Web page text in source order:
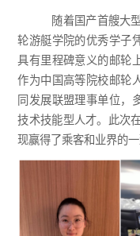
随着国产首艘大
轮游艇学院的优秀学子
具有里程碑意义的邮轮
作为中国高等院校邮轮
同发展联盟理事单位，
技术技能型人才。此次
现赢得了乘客和业界的一